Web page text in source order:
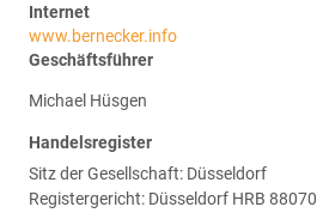
Internet
www.bernecker.info
Geschäftsführer
Michael Hüsgen
Handelsregister
Sitz der Gesellschaft: Düsseldorf
Registergericht: Düsseldorf HRB 88070